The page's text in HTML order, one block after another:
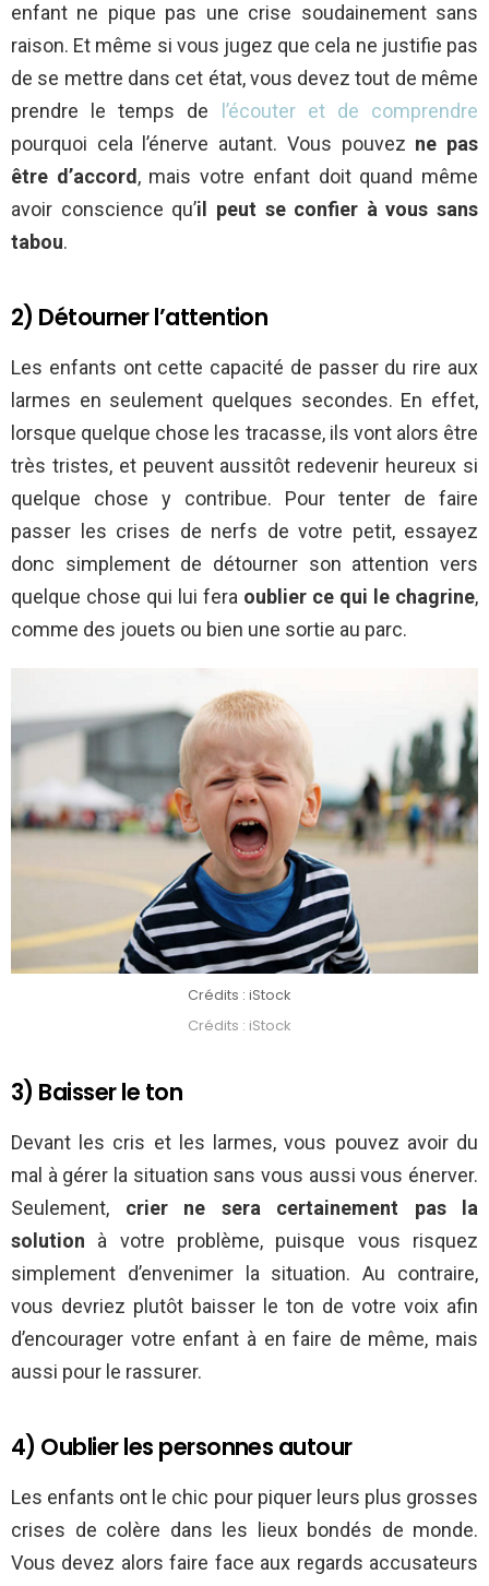
enfant ne pique pas une crise soudainement sans
raison. Et même si vous jugez que cela ne justifie pas
de se mettre dans cet état, vous devez tout de même
prendre le temps de
l’écouter et de comprendre
pourquoi cela l’énerve autant. Vous pouvez ne pas
être d’accord, mais votre enfant doit quand même
avoir conscience qu’il peut se confier à vous sans
tabou.
2) Détourner l’attention
Les enfants ont cette capacité de passer du rire aux
larmes en seulement quelques secondes. En effet,
lorsque quelque chose les tracasse, ils vont alors être
très tristes, et peuvent aussitôt redevenir heureux si
quelque chose y contribue. Pour tenter de faire
passer les crises de nerfs de votre petit, essayez
donc simplement de détourner son attention vers
quelque chose qui lui fera oublier ce qui le chagrine,
comme des jouets ou bien une sortie au parc.
Crédits : iStock
Crédits : iStock
3) Baisser le ton
Devant les cris et les larmes, vous pouvez avoir du
mal à gérer la situation sans vous aussi vous énerver.
Seulement, crier ne sera certainement pas la
solution à votre problème, puisque vous risquez
simplement d’envenimer la situation. Au contraire,
vous devriez plutôt baisser le ton de votre voix afin
d’encourager votre enfant à en faire de même, mais
aussi pour le rassurer.
4) Oublier les personnes autour
Les enfants ont le chic pour piquer leurs plus grosses
crises de colère dans les lieux bondés de monde.
Vous devez alors faire face aux regards accusateurs